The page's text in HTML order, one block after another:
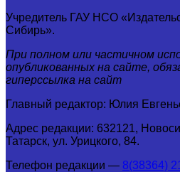
Учредитель ГАУ НСО
Сибирь».
При полном или частичном
опубликованных на сайте,
гиперссылка на сайт
Главный редактор: Юлия
Адрес редакции: 632121,
Татарск, ул. Урицкого, 84.
Телефон редакции — 8(38364)